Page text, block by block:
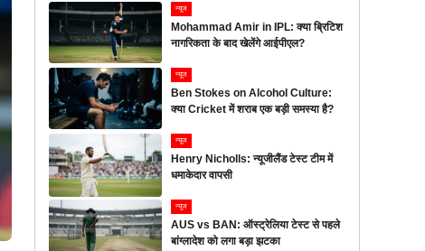
न्यूज
Mohammad Amir in IPL: क्या ब्रिटिश
नागरिकता के बाद खेलेंगे आईपीएल?
न्यूज
Ben Stokes on Alcohol Culture:
क्या Cricket में शराब एक बड़ी समस्या है?
न्यूज
Henry Nicholls: न्यूजीलैंड टेस्ट टीम में
धमाकेदार वापसी
न्यूज
AUS vs BAN: ऑस्ट्रेलिया टेस्ट से पहले
बांग्लादेश को लगा बड़ा झटका